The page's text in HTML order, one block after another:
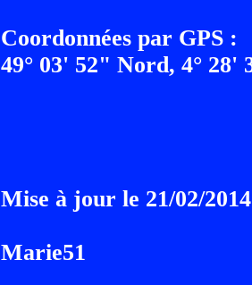
Coordonnées par GPS :
49° 03' 52" Nord, 4° 28'
Mise à jour le 21/02/2014
Marie51